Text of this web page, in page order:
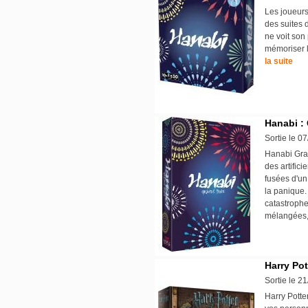
Les
des suites
ne voit son
mémoriser
la suite
Hanabi :
Sortie le
Hanabi
des
fusées
la
Harry
Sortie le
Harry